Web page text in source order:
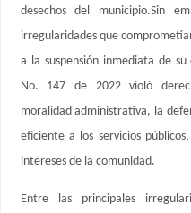
desechos del municipio.Sin
irregularidades que
a la suspensión inmediata de
No. 147 de 2022 violó
moralidad administrativa, la
eficiente a los servicios
intereses de la comunidad.
Entre las principales